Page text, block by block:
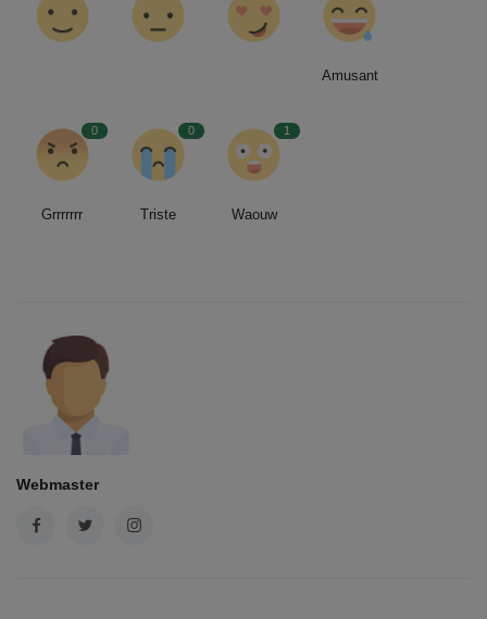
Amusant
0
Grrrrrrr
0
Triste
1
Waouw
Webmaster